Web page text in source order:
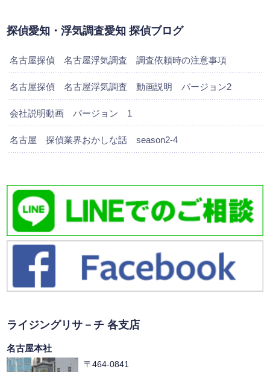
探偵愛知・浮気調査愛知 探偵ブログ
名古屋探偵 名古屋浮気調査 調査依頼時の注意事項
名古屋探偵 名古屋浮気調査 動画説明 バージョン2
会社説明動画 バージョン 1
名古屋 探偵業界おかしな話 season2-4
ライジングリサ－チ 各支店
名古屋本社
〒464-0841